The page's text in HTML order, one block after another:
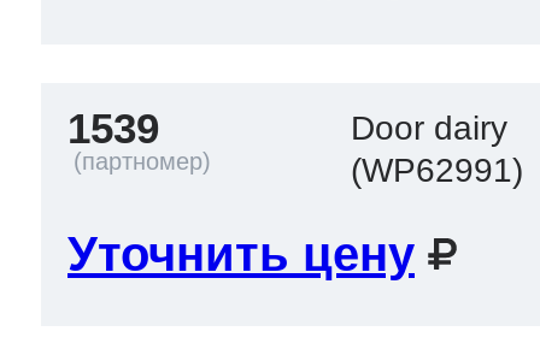
1539
Door dairy
(WP62991)
Уточнить цену